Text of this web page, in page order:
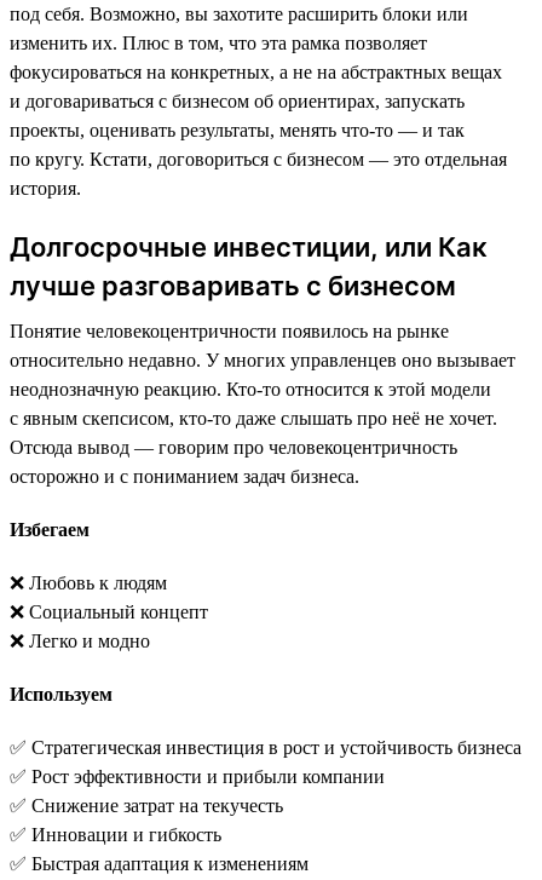
под себя. Возможно, вы захотите расширить блоки или
изменить их. Плюс в том, что эта рамка позволяет
фокусироваться на конкретных, а не на абстрактных вещах
и договариваться с бизнесом об ориентирах, запускать
проекты, оценивать результаты, менять что-то — и так
по кругу. Кстати, договориться с бизнесом — это отдельная
история.
Долгосрочные инвестиции, или Как
лучше разговаривать с бизнесом
Понятие человекоцентричности появилось на рынке
относительно недавно. У многих управленцев оно вызывает
неоднозначную реакцию. Кто-то относится к этой модели
с явным скепсисом, кто-то даже слышать про неё не хочет.
Отсюда вывод — говорим про человекоцентричность
осторожно и с пониманием задач бизнеса.
Избегаем
❌ Любовь к людям
❌ Социальный концепт
❌ Легко и модно
Используем
✅ Стратегическая инвестиция в рост и устойчивость бизнеса
✅ Рост эффективности и прибыли компании
✅ Снижение затрат на текучесть
✅ Инновации и гибкость
✅ Быстрая адаптация к изменениям